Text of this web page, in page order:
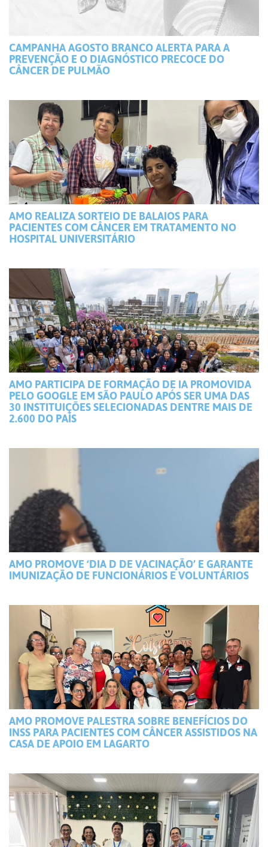
CAMPANHA AGOSTO BRANCO ALERTA PARA A
PREVENÇÃO E O DIAGNÓSTICO PRECOCE DO
CÂNCER DE PULMÃO
AMO REALIZA SORTEIO DE BALAIOS PARA
PACIENTES COM CÂNCER EM TRATAMENTO NO
HOSPITAL UNIVERSITÁRIO
AMO PARTICIPA DE FORMAÇÃO DE IA PROMOVIDA
PELO GOOGLE EM SÃO PAULO APÓS SER UMA DAS
30 INSTITUIÇÕES SELECIONADAS DENTRE MAIS DE
2.600 DO PAÍS
AMO PROMOVE ‘DIA D DE VACINAÇÃO’ E GARANTE
IMUNIZAÇÃO DE FUNCIONÁRIOS E VOLUNTÁRIOS
AMO PROMOVE PALESTRA SOBRE BENEFÍCIOS DO
INSS PARA PACIENTES COM CÂNCER ASSISTIDOS NA
CASA DE APOIO EM LAGARTO